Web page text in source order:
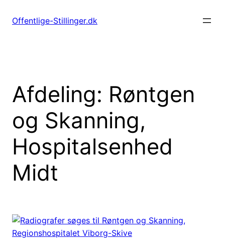
Offentlige-Stillinger.dk
Afdeling: Røntgen
og Skanning,
Hospitalsenhed
Midt